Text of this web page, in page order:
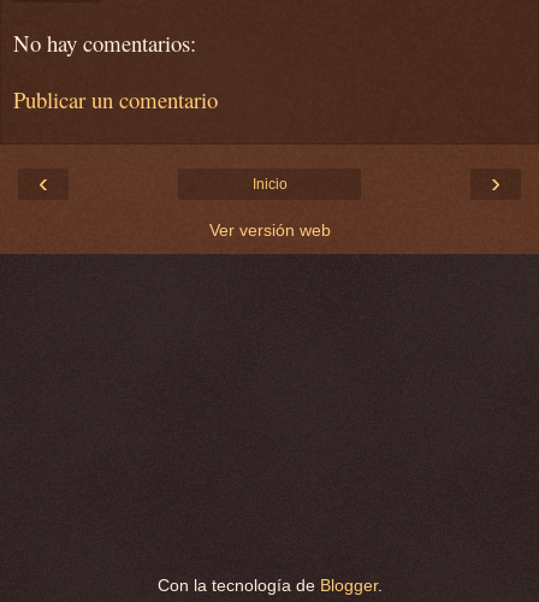
No hay comentarios:
Publicar un comentario
‹ ›
Inicio
Ver versión web
Con la tecnología de Blogger.